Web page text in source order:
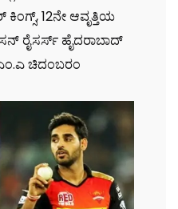
12ನೇ ಆವೃತ್ತಿಯ
ರೈಸರ್ಸ್‌ ಹೈದರಾಬಾದ್‌
ಚಿದಂಬರಂ